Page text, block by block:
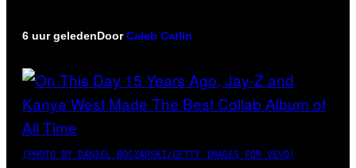
6 uur geledenDoorCaleb Catlin
(PHOTO BY DANIEL BOCZARSKI/GETTY IMAGES FOR VEVO)